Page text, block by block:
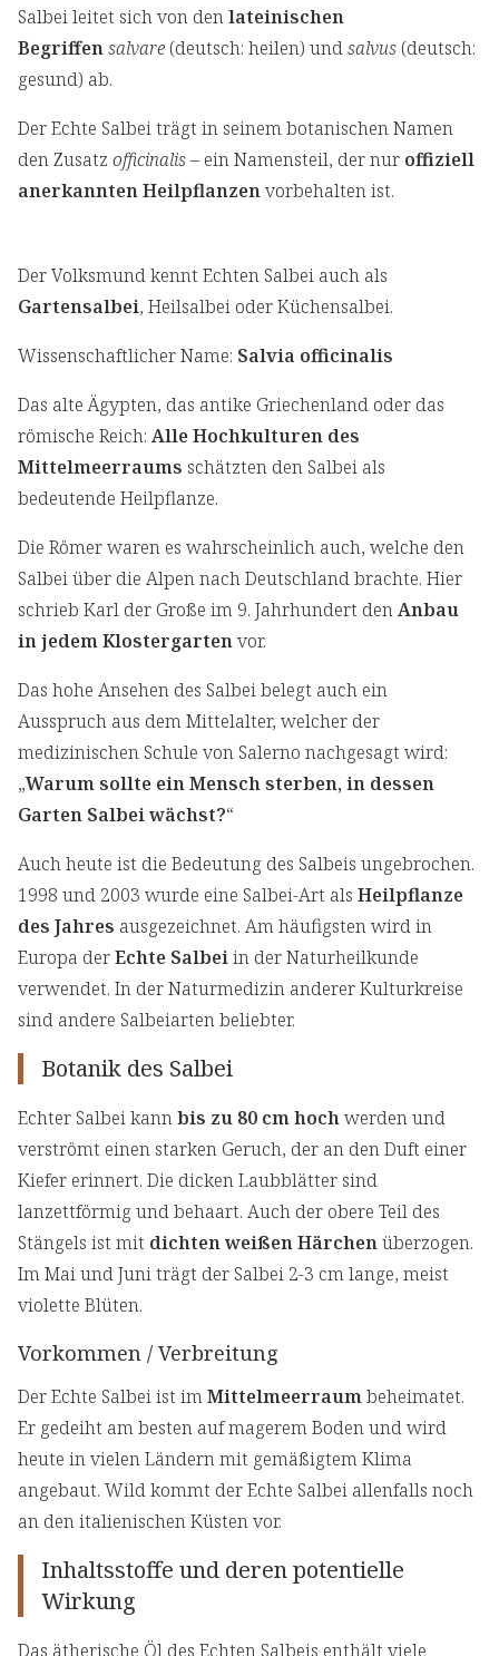
Salbei leitet sich von denlateinischen
Begriffensalvare (deutsch: heilen) undsalvus (deutsch:
gesund) ab.
Der Echte Salbei trägt in seinem botanischen Namen
den Zusatz officinalis– ein Namensteil, der nur offiziell
anerkannten Heilpflanzenvorbehalten ist.
Der Volksmund kennt Echten Salbei auch als
Gartensalbei, Heilsalbei oder Küchensalbei.
Wissenschaftlicher Name: Salvia officinalis
Das alte Ägypten, das antike Griechenland oder das
römische Reich: Alle Hochkulturen des
Mittelmeerraums schätzten den Salbei als
bedeutende Heilpflanze.
Die Römer waren es wahrscheinlich auch, welche den
Salbei über die Alpen nach Deutschland brachte. Hier
schrieb Karl der Große im 9. Jahrhundert denAnbau
in jedem Klostergartenvor.
Das hohe Ansehen des Salbei belegt auch ein
Ausspruch aus dem Mittelalter, welcher der
medizinischen Schule von Salerno nachgesagt wird:
„Warum sollte ein Mensch sterben, in dessen
Garten Salbei wächst?“
Auch heute ist die Bedeutung des Salbeis ungebrochen.
1998 und 2003 wurde eine Salbei-Art als Heilpflanze
des Jahres ausgezeichnet. Am häufigsten wird in
Europa derEchte Salbeiin der Naturheilkunde
verwendet. In der Naturmedizin anderer Kulturkreise
sind andere Salbeiarten beliebter.
Botanik des Salbei
Echter Salbei kannbis zu 80 cm hochwerden und
verströmt einen starken Geruch, der an den Duft einer
Kiefer erinnert. Die dicken Laubblätter sind
lanzettförmig und behaart. Auch der obere Teil des
Stängels ist mit dichten weißen Härchenüberzogen.
Im Mai und Juni trägt der Salbei 2-3 cm lange, meist
violette Blüten.
Vorkommen / Verbreitung
Der Echte Salbei ist imMittelmeerraumbeheimatet.
Er gedeiht am besten auf magerem Boden und wird
heute in vielen Ländern mit gemäßigtem Klima
angebaut. Wild kommt der Echte Salbei allenfalls noch
an den italienischen Küsten vor.
Inhaltsstoffe und deren potentielle
Wirkung
Das ätherische Öl des Echten Salbeis enthält viele